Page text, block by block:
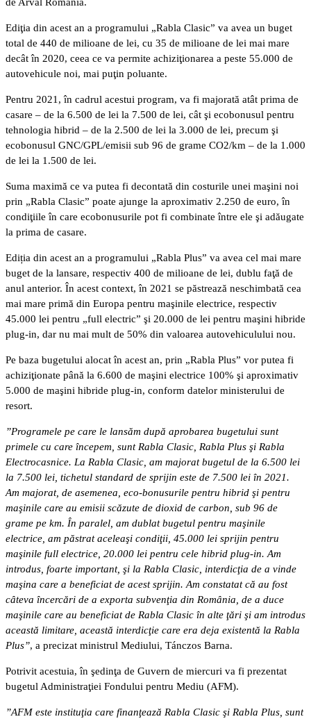
Ediţia din acest an a programului „Rabla Clasic” va avea un buget
total de 440 de milioane de lei, cu 35 de milioane de lei mai mare
decât în 2020, ceea ce va permite achiziţionarea a peste 55.000 de
autovehicule noi, mai puţin poluante.
Pentru 2021, în cadrul acestui program, va fi majorată atât prima de
casare – de la 6.500 de lei la 7.500 de lei, cât şi ecobonusul pentru
tehnologia hibrid – de la 2.500 de lei la 3.000 de lei, precum şi
ecobonusul GNC/GPL/emisii sub 96 de grame CO2/km – de la 1.000
de lei la 1.500 de lei.
Suma maximă ce va putea fi decontată din costurile unei maşini noi
prin „Rabla Clasic” poate ajunge la aproximativ 2.250 de euro, în
condiţiile în care ecobonusurile pot fi combinate între ele şi adăugate
la prima de casare.
Ediția din acest an a programului „Rabla Plus” va avea cel mai mare
buget de la lansare, respectiv 400 de milioane de lei, dublu faţă de
anul anterior. În acest context, în 2021 se păstrează neschimbată cea
mai mare primă din Europa pentru maşinile electrice, respectiv
45.000 lei pentru „full electric” şi 20.000 de lei pentru maşini hibride
plug-in, dar nu mai mult de 50% din valoarea autovehiculului nou.
Pe baza bugetului alocat în acest an, prin „Rabla Plus” vor putea fi
achiziţionate până la 6.600 de maşini electrice 100% şi aproximativ
5.000 de maşini hibride plug-in, conform datelor ministerului de
resort.
”Programele pe care le lansăm după aprobarea bugetului sunt
primele cu care începem, sunt Rabla Clasic, Rabla Plus şi Rabla
Electrocasnice. La Rabla Clasic, am majorat bugetul de la 6.500 lei
la 7.500 lei, tichetul standard de sprijin este de 7.500 lei în 2021.
Am majorat, de asemenea, eco-bonusurile pentru hibrid şi pentru
maşinile care au emisii scăzute de dioxid de carbon, sub 96 de
grame pe km. În paralel, am dublat bugetul pentru maşinile
electrice, am păstrat aceleaşi condiţii, 45.000 lei sprijin pentru
maşinile full electrice, 20.000 lei pentru cele hibrid plug-in. Am
introdus, foarte important, şi la Rabla Clasic, interdicţia de a vinde
maşina care a beneficiat de acest sprijin. Am constatat că au fost
câteva încercări de a exporta subvenţia din România, de a duce
maşinile care au beneficiat de Rabla Clasic în alte ţări şi am introdus
această limitare, această interdicţie care era deja existentă la Rabla
Plus”, a precizat ministrul Mediului, Tánczos Barna.
Potrivit acestuia, în şedinţa de Guvern de miercuri va fi prezentat
bugetul Administraţiei Fondului pentru Mediu (AFM).
”AFM este instituţia care finanţează Rabla Clasic şi Rabla Plus, sunt